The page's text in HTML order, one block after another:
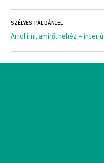
SZÉLYES-PÁL DÁNIEL
Arról írni, amiről nehéz –